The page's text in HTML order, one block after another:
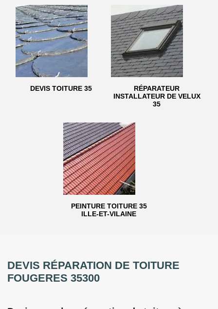
DEVIS TOITURE 35
RÉPARATEUR
INSTALLATEUR DE VELUX
35
PEINTURE TOITURE 35
ILLE-ET-VILAINE
DEVIS RÉPARATION DE TOITURE
FOUGERES 35300